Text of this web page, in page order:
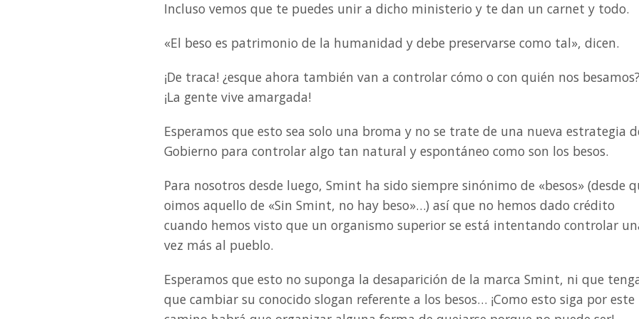
Incluso vemos que te puedes unir a dicho ministerio y te dan un carnet y todo.
«El beso es patrimonio de la humanidad y debe preservarse como tal», dicen.
¡De traca! ¿esque ahora también van a controlar cómo o con quién nos besamos?
¡La gente vive amargada!
Esperamos que esto sea solo una broma y no se trate de una nueva estrategia
Gobierno para controlar algo tan natural y espontáneo como son los besos.
Para nosotros desde luego, Smint ha sido siempre sinónimo de «besos» (desde
oimos aquello de «Sin Smint, no hay beso»…) así que no hemos dado crédito
cuando hemos visto que un organismo superior se está intentando controlar
vez más al pueblo.
Esperamos que esto no suponga la desaparición de la marca Smint, ni que
que cambiar su conocido slogan referente a los besos… ¡Como esto siga por este